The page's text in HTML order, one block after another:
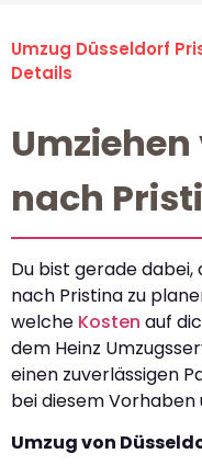
Umzug Düsseldorf
Details
nach
Du bist gerade dabei,
nach Pristina zu
welche Kosten auf
dem Heinz
einen zuverlässigen
bei diesem
Umzug von